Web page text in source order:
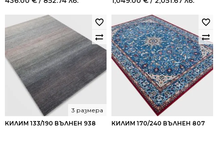
КИЛИМ 133/190 ВЪЛНЕН 938
3 размера
КИЛИМ 170/240 ВЪЛНЕН 807